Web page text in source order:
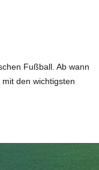
Fußball. Ab wann
mit den wichtigsten